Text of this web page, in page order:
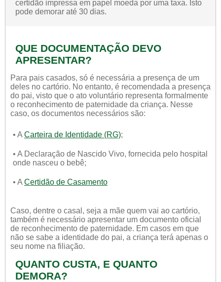
certidão impressa em papel moeda por uma taxa. Isto
pode demorar até 30 dias.
QUE DOCUMENTAÇÃO DEVO
APRESENTAR?
Para pais casados, só é necessária a presença de um
deles no cartório. No entanto, é recomendada a presença
do pai, visto que o ato voluntário representa formalmente
o reconhecimento de paternidade da criança. Nesse
caso, os documentos necessários são:
• A Carteira de Identidade (RG);
• A Declaração de Nascido Vivo, fornecida pelo hospital
onde nasceu o bebê;
• A Certidão de Casamento
Caso, dentre o casal, seja a mãe quem vai ao cartório,
também é necessário apresentar um documento oficial
de reconhecimento de paternidade. Em casos em que
não se sabe a identidade do pai, a criança terá apenas o
seu nome na filiação.
QUANTO CUSTA, E QUANTO
DEMORA?